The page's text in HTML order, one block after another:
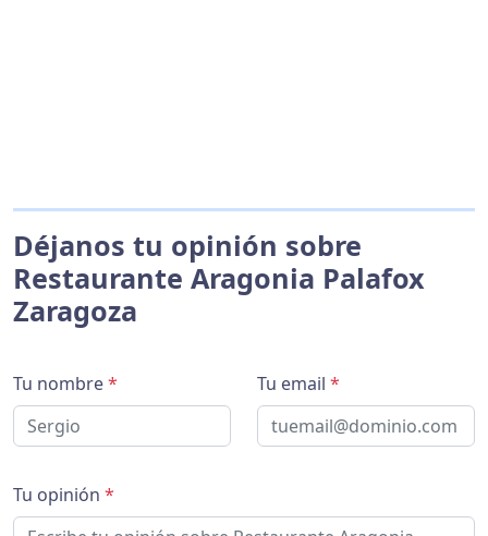
Déjanos tu opinión sobre
Restaurante Aragonia Palafox
Zaragoza
Tu nombre* Tu email *
Tu opinión *